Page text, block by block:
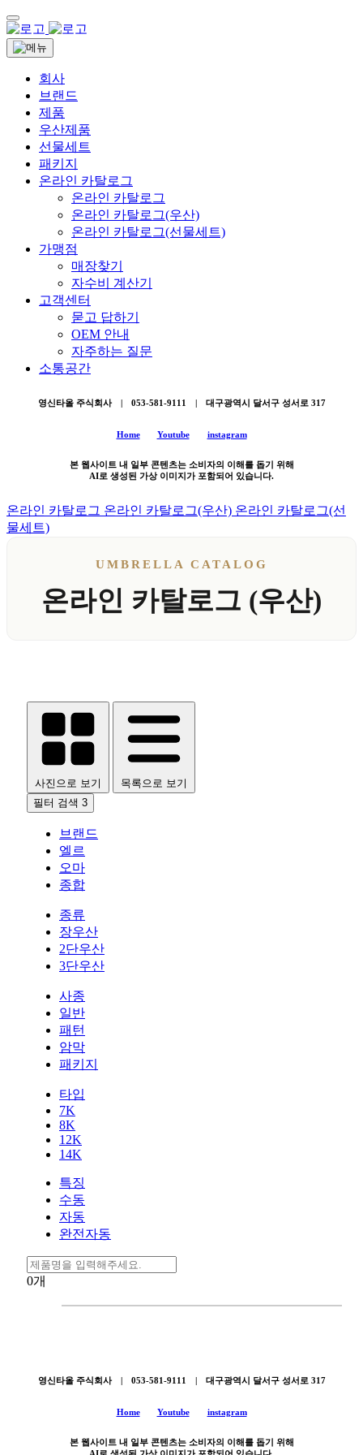
회사
브랜드
제품
우산제품
선물세트
패키지
온라인 카탈로그
온라인 카탈로그
온라인 카탈로그(우산)
온라인 카탈로그(선물세트)
가맹점
매장찾기
자수비 계산기
고객센터
묻고 답하기
OEM 안내
자주하는 질문
소통공간
영신타올 주식회사 | 053-581-9111 | 대구광역시 달서구 성서로 317
Home Youtube instagram
본 웹사이트 내 일부 콘텐츠는 소비자의 이해를 돕기 위해
AI로 생성된 가상 이미지가 포함되어 있습니다.
온라인 카탈로그 온라인 카탈로그(우산) 온라인 카탈로그(선
물세트)
UMBRELLA CATALOG
온라인 카탈로그 (우산)
사진으로 보기
목록으로 보기
필터 검색 3
브랜드
엘르
오마
종합
종류
장우산
2단우산
3단우산
사종
일반
패턴
암막
패키지
타입
7K
8K
12K
14K
특징
수동
자동
완전자동
0개
영신타올 주식회사 | 053-581-9111 | 대구광역시 달서구 성서로 317
Home Youtube instagram
본 웹사이트 내 일부 콘텐츠는 소비자의 이해를 돕기 위해